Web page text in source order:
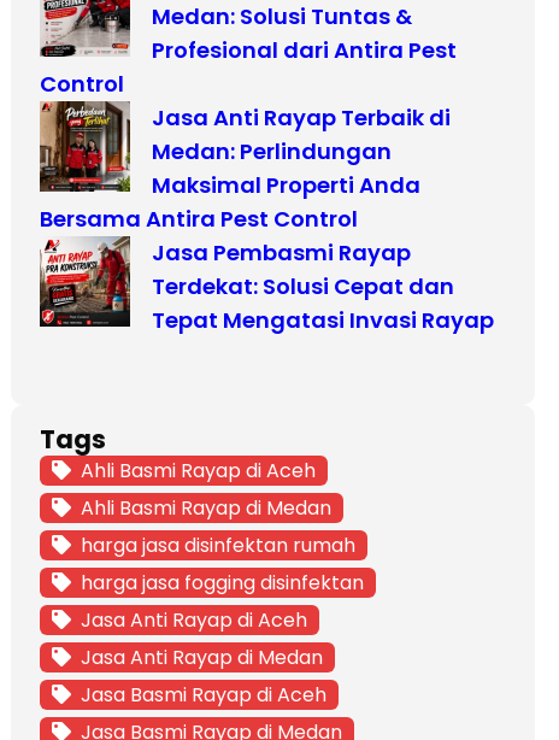
Medan: Solusi Tuntas &
Profesional dari Antira Pest
Control
Jasa Anti Rayap Terbaik di
Medan: Perlindungan
Maksimal Properti Anda
Bersama Antira Pest Control
Jasa Pembasmi Rayap
Terdekat: Solusi Cepat dan
Tepat Mengatasi Invasi Rayap
Tags
Ahli Basmi Rayap di Aceh
Ahli Basmi Rayap di Medan
harga jasa disinfektan rumah
harga jasa fogging disinfektan
Jasa Anti Rayap di Aceh
Jasa Anti Rayap di Medan
Jasa Basmi Rayap di Aceh
Jasa Basmi Rayap di Medan